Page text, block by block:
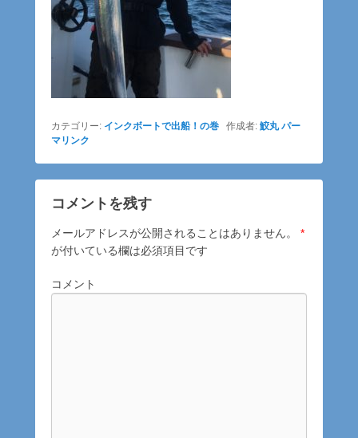
カテゴリー: インクボートで出船！の巻 作成者: 鮫丸 パー
マリンク
コメントを残す
メールアドレスが公開されることはありません。
*
が付いている欄は必須項目です
コメント